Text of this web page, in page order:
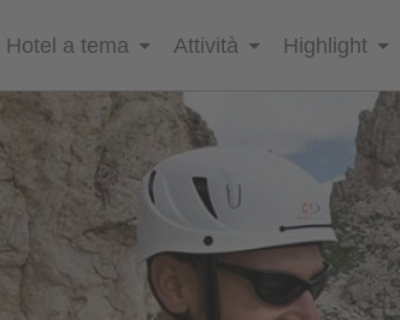
Hotel a tema Attività Highlight